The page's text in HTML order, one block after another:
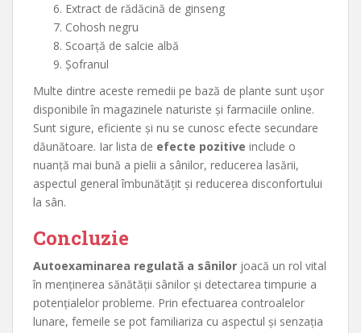
Extract de rădăcină de ginseng
Cohosh negru
Scoarță de salcie albă
Șofranul
Multe dintre aceste remedii pe bază de plante sunt ușor
disponibile în magazinele naturiste și farmaciile online.
Sunt sigure, eficiente și nu se cunosc efecte secundare
dăunătoare. Iar lista de efecte pozitive include o
nuanță mai bună a pielii a sânilor, reducerea lasării,
aspectul general îmbunătățit și reducerea disconfortului
la sân.
Concluzie
Autoexaminarea regulată a sânilor joacă un rol vital
în menținerea sănătății sânilor și detectarea timpurie a
potențialelor probleme. Prin efectuarea controalelor
lunare, femeile se pot familiariza cu aspectul și senzația